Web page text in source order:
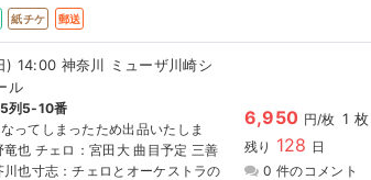
紙チケ 郵送
14:00 神奈川 ミューザ川崎シ
ル
列5-10番
ってしまったため出品いたしま
也 チェロ：宮田大 曲目予定 三善
也寸志：チェロとオーケストラの
6,950 円/枚 1 枚
残り 128 日
0 件のコメント